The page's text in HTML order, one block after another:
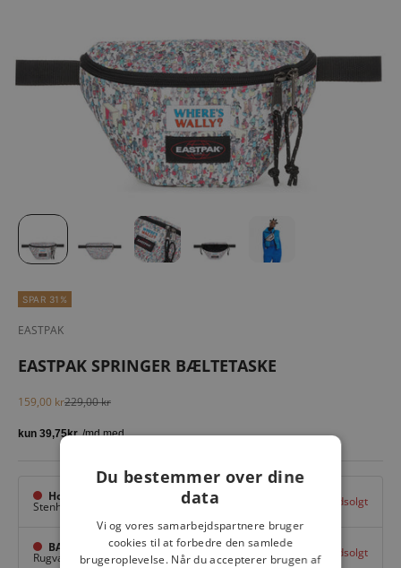
SPAR 31%
EASTPAK
EASTPAK SPRINGER BÆLTETASKE
Salgspris
159,00 krNormalpris
229,00 kr
Hovedlager
Stenhuggervej 10, Udsolgt
BAGGI Tarup Center
Rugvang 36, Odense NV Udsolgt
Du bestemmer over dine
data
Vi og vores samarbejdspartnere bruger
cookies til at forbedre den samlede
brugeroplevelse. Når du accepterer brugen af